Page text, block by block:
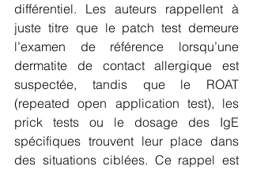
différentiel. Les auteurs rappellent à
juste titre que le patch test demeure
l’examen de référence lorsqu’une
dermatite de contact allergique est
suspectée, tandis que le ROAT
(repeated open application test), les
prick tests ou le dosage des IgE
spécifiques trouvent leur place dans
des situations ciblées. Ce rappel est